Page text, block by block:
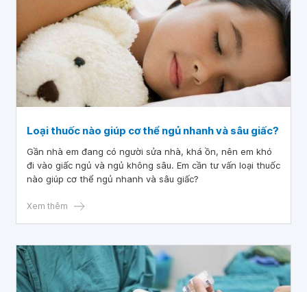
Loại thuốc nào giúp cơ thể ngủ nhanh và sâu giấc?
Gần nhà em đang có người sửa nhà, khá ồn, nên em khó
đi vào giấc ngủ và ngủ không sâu. Em cần tư vấn loại thuốc
nào giúp cơ thể ngủ nhanh và sâu giấc?
Xem thêm